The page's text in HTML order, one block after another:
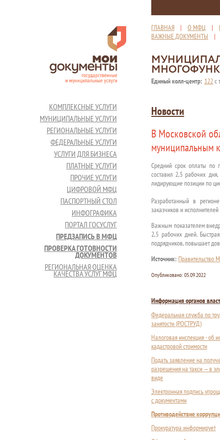
ГЛАВНАЯ | О МФЦ |
ВАЖНЫЕ ДОКУМЕНТЫ
Единый колл-центр: 122с
КОМПЛЕКСНЫЕ УСЛУГИ
МУНИЦИПАЛЬНЫЕ УСЛУГИ
РЕГИОНАЛЬНЫЕ УСЛУГИ
ФЕДЕРАЛЬНЫЕ УСЛУГИ
УСЛУГИ ДЛЯ БИЗНЕСА
ПЛАТНЫЕ УСЛУГИ
ПРОЧИЕ УСЛУГИ
ЦИФРОВОЙ МФЦ
ПАСПОРТНЫЙ СТОЛ
ИНФОГРАФИКА
ПОРТАЛ ГОСУСЛУГ
ПРЕДЗАПИСЬ В МФЦ
ПРОВЕРКА ГОТОВНОСТИ
ДОКУМЕНТОВ
РЕГИОНАЛЬНАЯ ОЦЕНКА
КАЧЕСТВА УСЛУГ МФЦ
Новости
В Московской
муниципальным
Средний срок оплаты по
составил 2,5 рабочих дня,
лидирующие позиции по
Разработанный в
заказчиков и
Важным показателем
2,5 рабочих дней.
подрядчиков, повышает
Источник: Правительство
Опубликовано: 05.09.2022
Информация органов
Федеральная служба по
занятости (РОСТРУД)
Налоговая инспекция - об
кадастровой стоимости
Подать заявление на
разрешения на такси — в
виде
Электронная подпись
с документами
Противодействие
Прокуратура информирует